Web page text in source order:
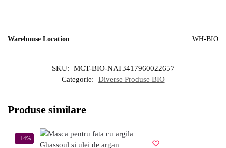
Warehouse Location WH-BIO
SKU:
MCT-BIO-NAT3417960022657
Categorie:
Diverse Produse BIO
Produse similare
-14%